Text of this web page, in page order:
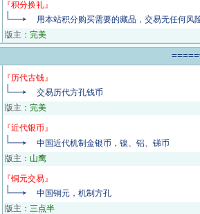
『积分换礼』
用本站积分购买需要的藏品，交易无任何风
版主： 完美
『历代古钱』
交易历代方孔钱币
版主： 完美
『近代银币』
中国近代机制金银币，镍、铝、锑币
版主： 山鹰
『铜元交易』
中国铜元，机制方孔
版主： 三点半